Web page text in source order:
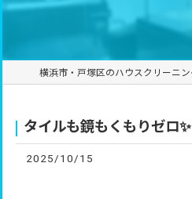
タイルも鏡もくもりゼロ✨
2025/10/15